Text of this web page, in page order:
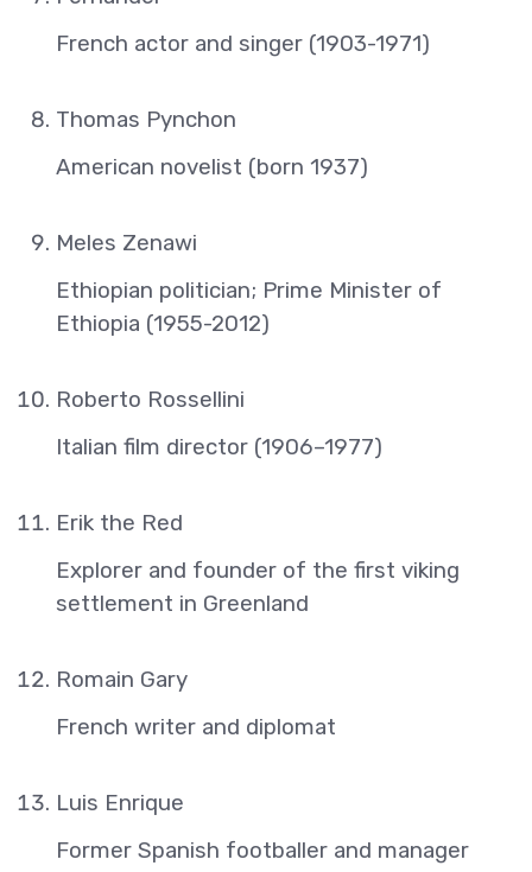
French actor and singer (1903-1971)
Thomas Pynchon
American novelist (born 1937)
Meles Zenawi
Ethiopian politician; Prime Minister of
Ethiopia (1955-2012)
Roberto Rossellini
Italian film director (1906–1977)
Erik the Red
Explorer and founder of the first viking
settlement in Greenland
Romain Gary
French writer and diplomat
Luis Enrique
Former Spanish footballer and manager